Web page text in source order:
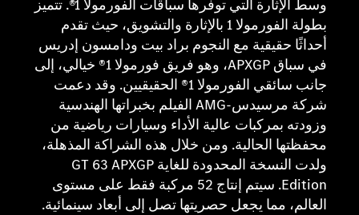
وسط الإثارة التي توفرها سباقات الفورمولا 1®. تتميز
بطولة الفورمولا 1 بالإثارة والتشويق، حيث تقدم
أحداثًا حقيقية مع النجوم براد بيت ودامسون إدريس
في سباق APXGP، وهو فريق فورمولا 1® خيالي، إلى
جانب سائقي الفورمولا 1® الحقيقيين. وقد دعمت
شركة مرسيدس-AMG الفيلم بخبراتها الهندسية
وزودته بمركبات عالية الأداء وسيارات رياضية من
محفظتها الحالية. ومن خلال هذه الشراكة المذهلة،
ولدت النسخة المحدودة للغاية GT 63 APXGP
Edition. سيتم إنتاج 52 مركبة فقط على مستوى
العالم، مما يجعل حصريتها تصل إلى أبعاد سينمائية.